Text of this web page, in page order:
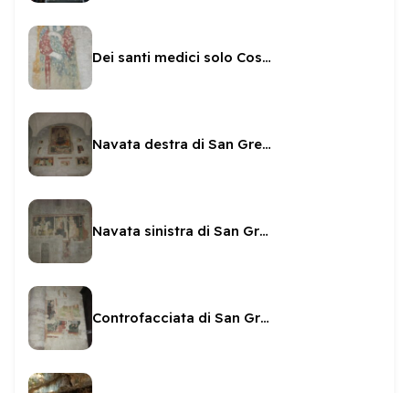
Dei santi medici solo Cosma
Navata destra di San Gregorio - affreschi
Navata sinistra di San Gregorio affreschi
Controfacciata di San Gregorio - affreschi